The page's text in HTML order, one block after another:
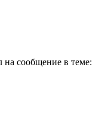
на сообщение в теме: